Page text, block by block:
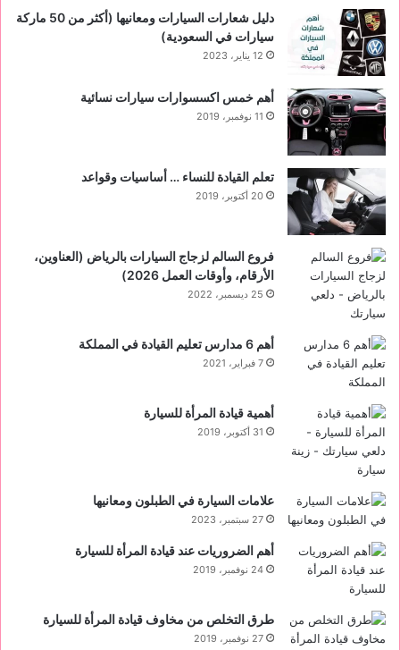
دليل شعارات السيارات ومعانيها (أكثر من 50 ماركة
سيارات في السعودية)
12 يناير، 2023
أهم خمس اكسسوارات سيارات نسائية
11 نوفمبر، 2019
تعلم القيادة للنساء … أساسيات وقواعد
20 أكتوبر، 2019
فروع السالم لزجاج السيارات بالرياض (العناوين،
الأرقام، وأوقات العمل 2026)
25 ديسمبر، 2022
أهم 6 مدارس تعليم القيادة في المملكة
7 فبراير، 2021
أهمية قيادة المرأة للسيارة
31 أكتوبر، 2019
علامات السيارة في الطبلون ومعانيها
27 سبتمبر، 2023
أهم الضروريات عند قيادة المرأة للسيارة
24 نوفمبر، 2019
طرق التخلص من مخاوف قيادة المرأة للسيارة
27 نوفمبر، 2019